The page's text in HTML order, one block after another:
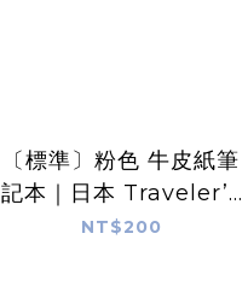
〔標準〕粉色 牛皮紙筆
記本｜日本 Traveler’s
Notebook
NT$200